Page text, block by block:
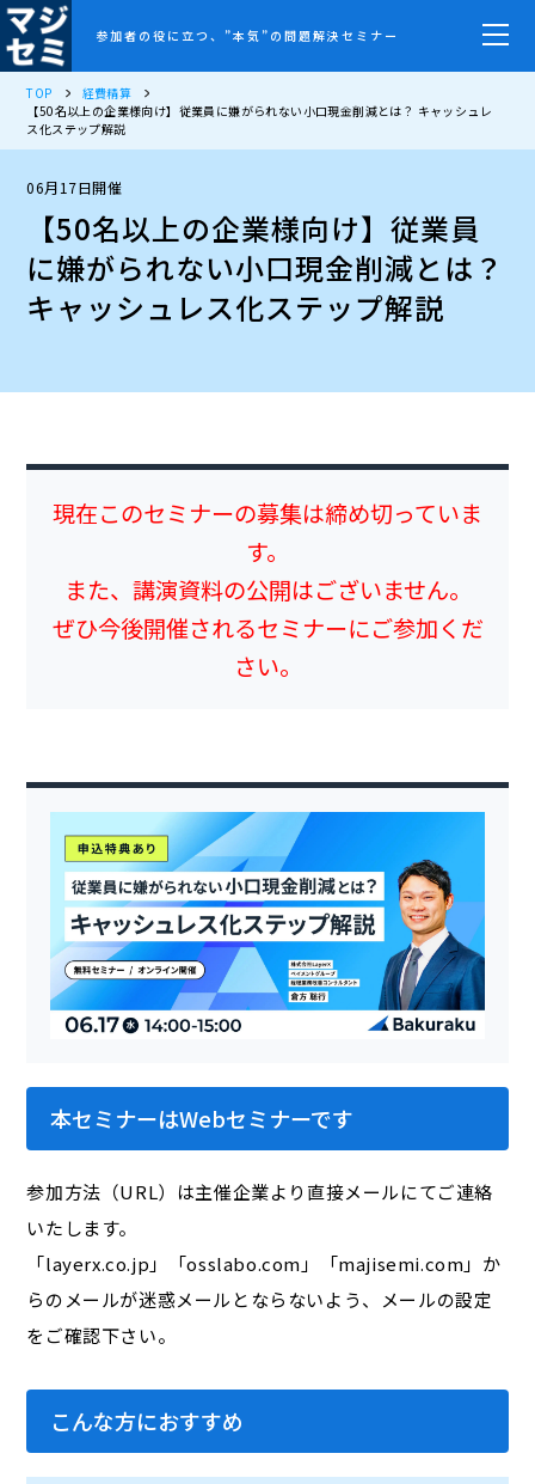
参加者の役に立つ、”本気”の問題解決セミナー
TOP
経費精算
【50名以上の企業様向け】従業員に嫌がられない小口現金削減とは？ キャッシュレ
ス化ステップ解説
06月17日開催
【50名以上の企業様向け】従業員
に嫌がられない小口現金削減とは？
キャッシュレス化ステップ解説
現在このセミナーの募集は締め切っていま
す。
また、講演資料の公開はございません。
ぜひ今後開催されるセミナーにご参加くだ
さい。
本セミナーはWebセミナーです
参加方法（URL）は主催企業より直接メールにてご連絡
いたします。
「layerx.co.jp」「osslabo.com」「majisemi.com」か
らのメールが迷惑メールとならないよう、メールの設定
をご確認下さい。
こんな方におすすめ